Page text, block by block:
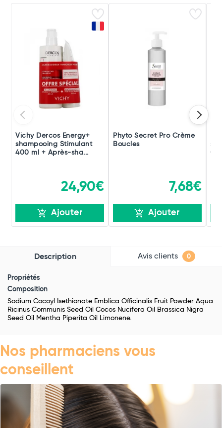
Vichy Dercos Energy+
shampooing Stimulant
400 ml + Après-sha...
24,90€
Ajouter
Phyto Secret Pro Crème
Boucles
7,68€
Ajouter
Description Avis clients 0
Propriétés
Composition
Sodium Cocoyl Isethionate Emblica Officinalis Fruit Powder Aqua
Ricinus Communis Seed Oil Cocos Nucifera Oil Brassica Nigra
Seed Oil Mentha Piperita Oil Limonene.
Nos pharmaciens vous
conseillent